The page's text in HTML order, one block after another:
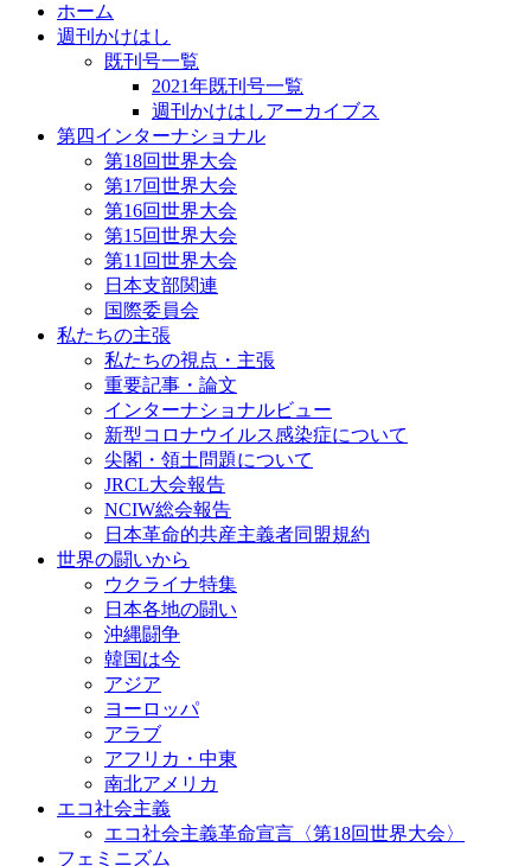
ホーム
週刊かけはし
既刊号一覧
2021年既刊号一覧
週刊かけはしアーカイブス
第四インターナショナル
第18回世界大会
第17回世界大会
第16回世界大会
第15回世界大会
第11回世界大会
日本支部関連
国際委員会
私たちの主張
私たちの視点・主張
重要記事・論文
インターナショナルビュー
新型コロナウイルス感染症について
尖閣・領土問題について
JRCL大会報告
NCIW総会報告
日本革命的共産主義者同盟規約
世界の闘いから
ウクライナ特集
日本各地の闘い
沖縄闘争
韓国は今
アジア
ヨーロッパ
アラブ
アフリカ・中東
南北アメリカ
エコ社会主義
エコ社会主義革命宣言〈第18回世界大会〉
フェミニズム